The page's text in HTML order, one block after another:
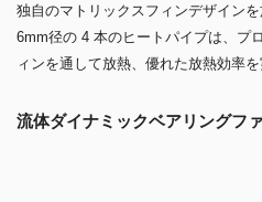
独自のマトリックスフィンデザイン
6mm径の 4 本のヒートパイプは、プ
ィンを通して放熱、優れた放熱効率を
流体ダイナミックベアリングフ